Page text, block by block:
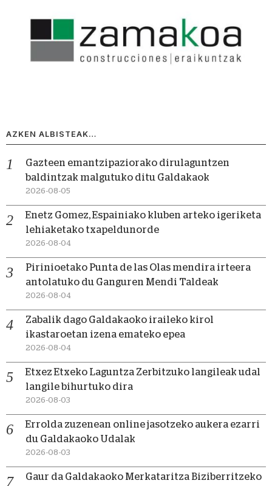
AZKEN ALBISTEAK…
Gazteen emantzipaziorako dirulaguntzen
baldintzak malgutuko ditu Galdakaok
2026-08-05
Enetz Gomez, Espainiako kluben arteko igeriketa
lehiaketako txapeldunorde
2026-08-04
Pirinioetako Punta de las Olas mendira irteera
antolatuko du Ganguren Mendi Taldeak
2026-08-04
Zabalik dago Galdakaoko iraileko kirol
ikastaroetan izena emateko epea
2026-08-04
Etxez Etxeko Laguntza Zerbitzuko langileak udal
langile bihurtuko dira
2026-08-03
Errolda zuzenean online jasotzeko aukera ezarri
du Galdakaoko Udalak
2026-08-03
Gaur da Galdakaoko Merkataritza Biziberritzeko